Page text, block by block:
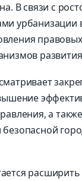
В связи с
урбанизации
а
расширить